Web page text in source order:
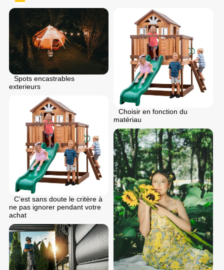
Spots encastrables
exterieurs
Choisir en fonction du
matériau
C’est sans doute le critère à
ne pas ignorer pendant votre
achat